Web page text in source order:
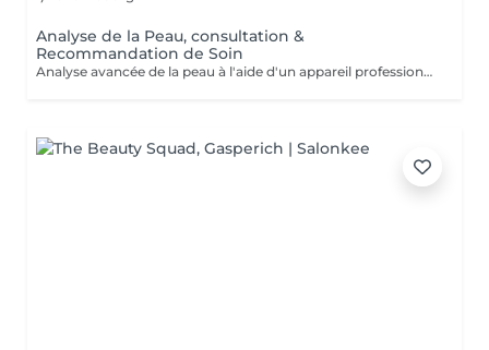
Analyse de la Peau, consultation &
Recommandation de Soin
Analyse avancée de la peau à l'aide d'un appareil professionnel (Skin Analyzer), suivie d'une consultation personnalisée et d'une recommandation de soin adaptée aux besoins de la peau.